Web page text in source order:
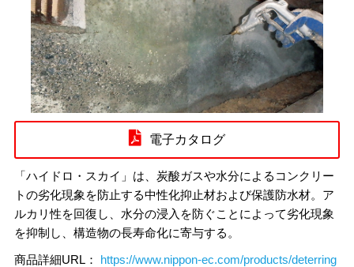
電子カタログ
「ハイドロ・スカイ」は、炭酸ガスや水分によるコンクリー
トの劣化現象を防止する中性化抑止材および保護防水材。ア
ルカリ性を回復し、水分の浸入を防ぐことによって劣化現象
を抑制し、構造物の長寿命化に寄与する。
商品詳細URL： https://www.nippon-ec.com/products/deterring